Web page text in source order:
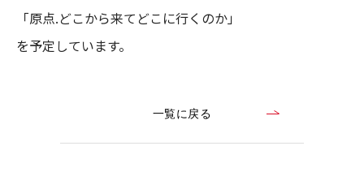
「原点.どこから来てどこに行くのか」
を予定しています。
一覧に戻る